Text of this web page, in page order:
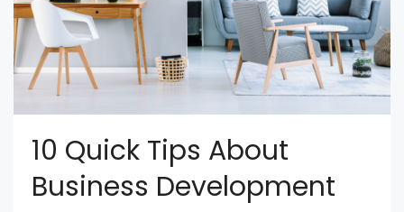
10 Quick Tips About
Business Development